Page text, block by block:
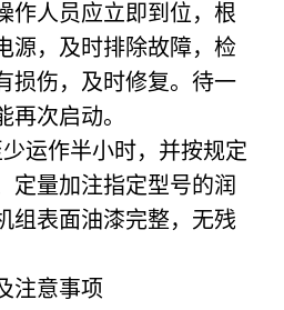
作人员应立即到位，根
源，及时排除故障，检
损伤，及时修复。待一
再次启动。
运作半小时，并按规定
定量加注指定型号的润
组表面油漆完整，无残
注意事项